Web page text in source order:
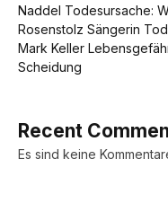
Naddel Todesursache:
Rosenstolz Sängerin
Mark Keller
Scheidung
Recent
Es sind keine